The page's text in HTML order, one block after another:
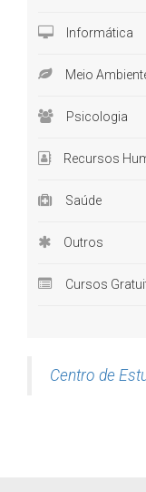
Informática
Meio
Psicologia
Recursos
Saúde
Outros
Cursos
Centro de